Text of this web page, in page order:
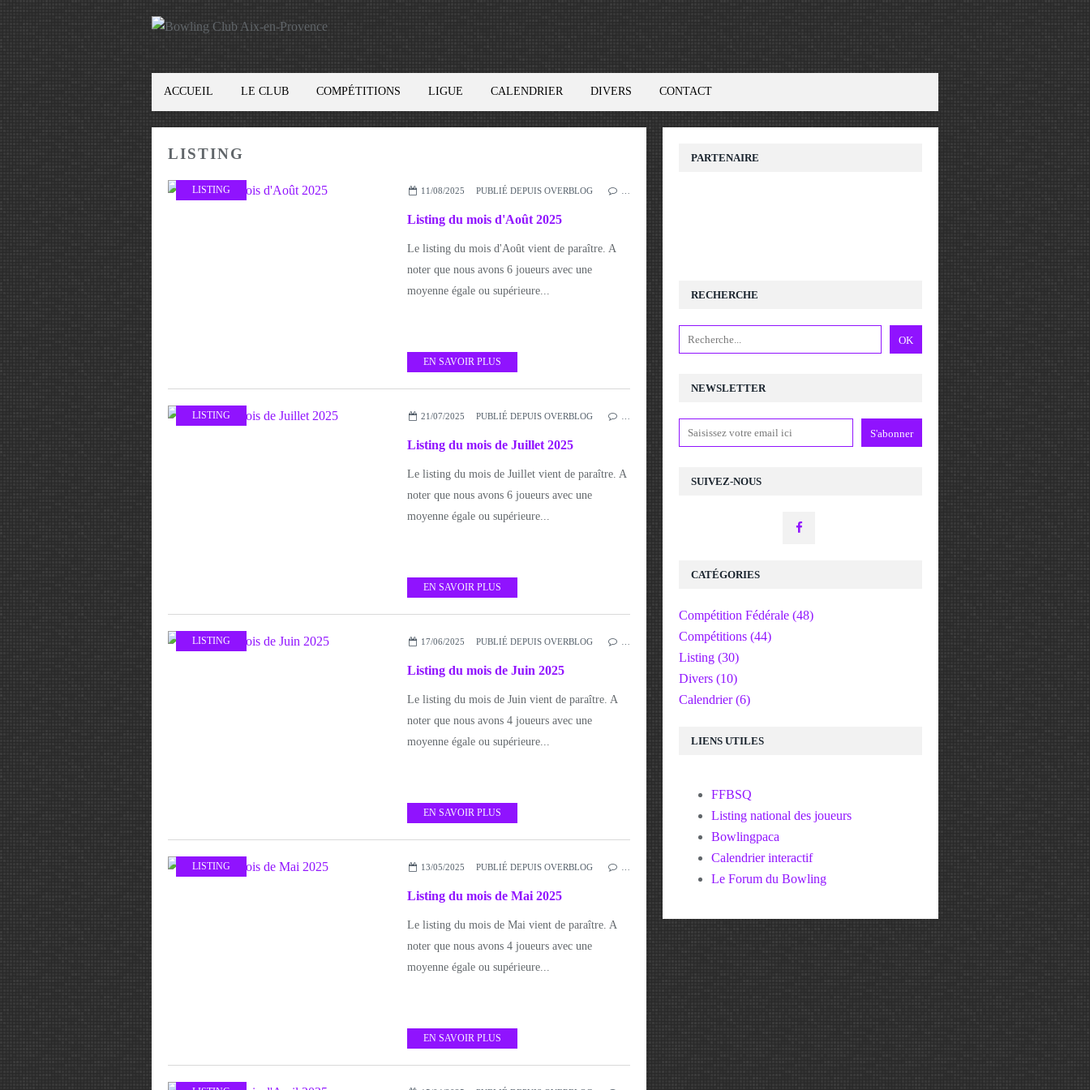
ACCUEIL LE CLUB COMPÉTITIONS LIGUE CALENDRIER DIVERS CONTACT
LISTING
LISTING 11/08/2025 PUBLIÉ DEPUIS OVERBLOG
Listing du mois d'Août 2025
Le listing du mois d'Août vient de paraître. A
noter que nous avons 6 joueurs avec une
moyenne égale ou supérieure...
EN SAVOIR PLUS
LISTING 21/07/2025 PUBLIÉ DEPUIS OVERBLOG
Listing du mois de Juillet 2025
Le listing du mois de Juillet vient de paraître. A
noter que nous avons 6 joueurs avec une
moyenne égale ou supérieure...
EN SAVOIR PLUS
LISTING 17/06/2025 PUBLIÉ DEPUIS OVERBLOG
Listing du mois de Juin 2025
Le listing du mois de Juin vient de paraître. A
noter que nous avons 4 joueurs avec une
moyenne égale ou supérieure...
EN SAVOIR PLUS
LISTING 13/05/2025 PUBLIÉ DEPUIS OVERBLOG
Listing du mois de Mai 2025
Le listing du mois de Mai vient de paraître. A
noter que nous avons 4 joueurs avec une
moyenne égale ou supérieure...
EN SAVOIR PLUS
NEWSLETTER
SUIVEZ-NOUS
RECHERCHE
CATÉGORIES
Compétition Fédérale (48)
Compétitions (44)
Listing (30)
Divers (10)
Calendrier(6)
PARTENAIRE
LIENS UTILES
FFBSQ
Listing national des joueurs
Bowlingpaca
Calendrier interactif
Le Forum du Bowling